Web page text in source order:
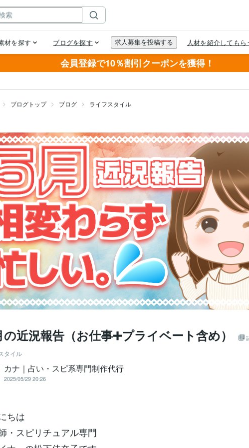
会員登録で10％割引クーポンを獲得！
ブログトップ ブログ ライフスタイル
の近況報告（お仕事➕プライベート含め）
タイル
カナ｜占い・スピ系専門制作代行
2025/05/29 20:26
ちは
・スピリチュアル専門